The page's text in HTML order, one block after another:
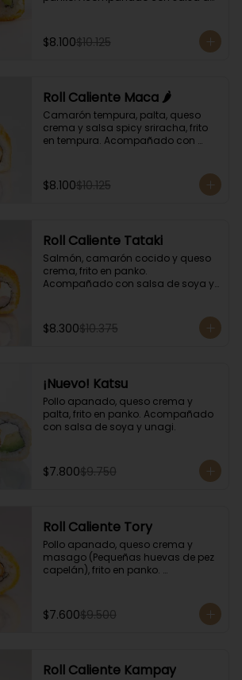
$8.100$10.125
Roll Caliente Maca 🌶️
Camarón tempura, palta, queso
crema y salsa spicy sriracha, frito
en tempura. Acompañado con
$8.100$10.125
Roll Caliente Tataki
Salmón, camarón cocido y queso
crema, frito en panko.
Acompañado con salsa de soya y
$8.300$10.375
¡Nuevo! Katsu
Pollo apanado, queso crema y
palta, frito en panko. Acompañado
con salsa de soya y unagi.
$7.800$9.750
Roll Caliente Tory
Pollo apanado, queso crema y
masago (Pequeñas huevas de pez
capelán), frito en panko.
$7.600$9.500
Roll Caliente Kampay